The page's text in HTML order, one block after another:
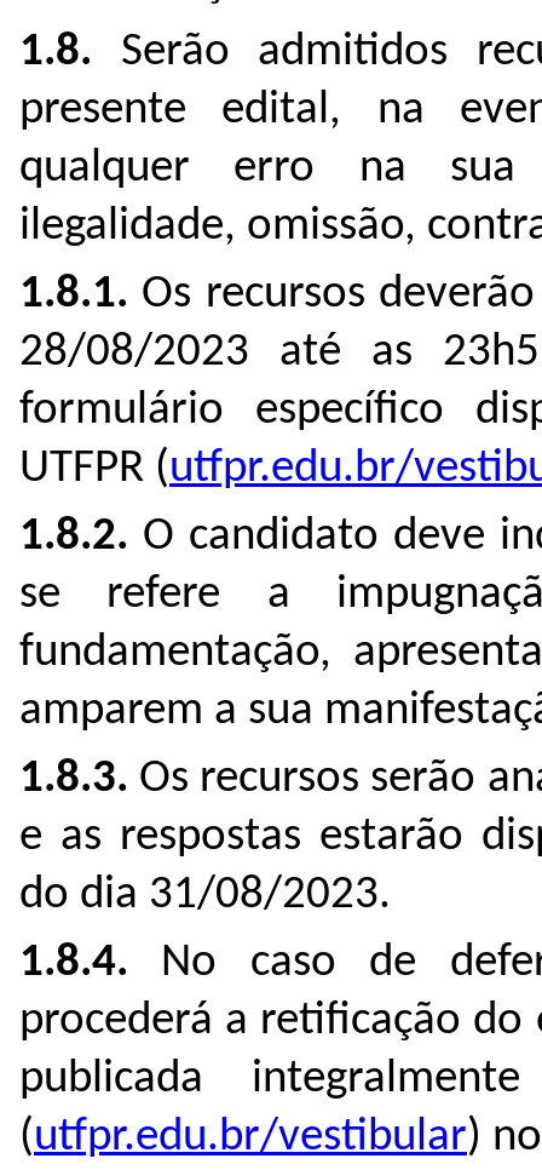
1.8. Serão admitidos
presente edital, na
qualquer erro na sua
ilegalidade, omissão,
1.8.1. Os recursos
28/08/2023 até as
formulário específico
UTFPR (utfpr.edu.br/
1.8.2. O candidato deve
se refere a
fundamentação,
amparem a sua
1.8.3. Os recursos serão
e as respostas estarão
do dia 31/08/2023.
1.8.4. No caso de
procederá a retificação
publicada
(utfpr.edu.br/vestibular)